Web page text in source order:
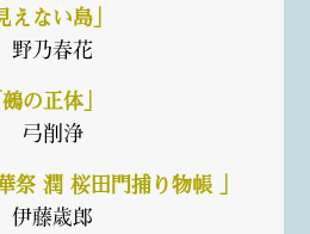
えない島」
野乃春花
鵺の正体」
弓削浄
祭 潤 桜田門捕り物帳 」
伊藤歳郎